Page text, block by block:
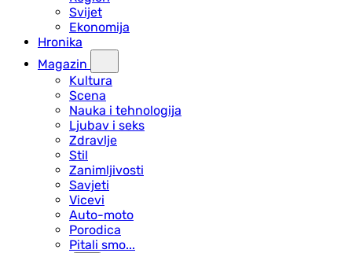
Svijet
Ekonomija
Hronika
Magazin
Kultura
Scena
Nauka i tehnologija
Ljubav i seks
Zdravlje
Stil
Zanimljivosti
Savjeti
Vicevi
Auto-moto
Porodica
Pitali smo...